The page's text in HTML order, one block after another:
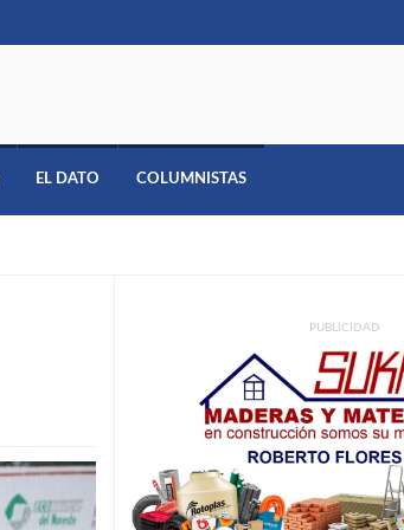
EL DATO COLUMNISTAS
PUBLICIDAD